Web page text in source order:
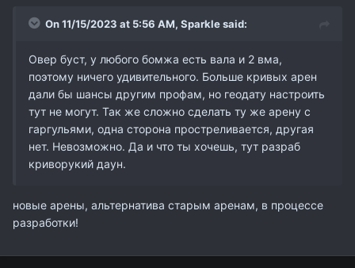
On 11/15/2023 at 5:56 AM, Sparklesaid:
Овер буст, у любого бомжа есть вала и 2 вма,
поэтому ничего удивительного. Больше кривых арен
дали бы шансы другим профам, но геодату настроить
тут не могут. Так же сложно сделать ту же арену с
гаргульями, одна сторона простреливается, другая
нет. Невозможно. Да и что ты хочешь, тут разраб
криворукий даун.
новые арены, альтернатива старым аренам, в процессе
разработки!